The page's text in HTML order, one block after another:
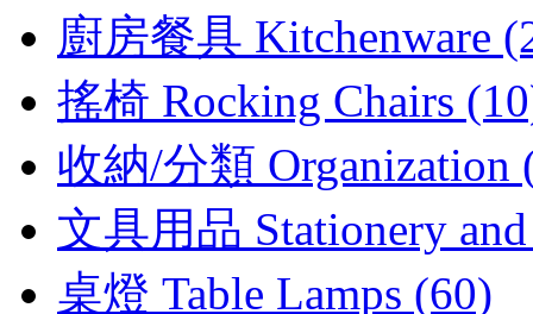
廚房餐具 Kitchenware
搖椅 Rocking Chairs
收納/分類 Organization
文具用品 Stationery
桌燈 Table Lamps (60)